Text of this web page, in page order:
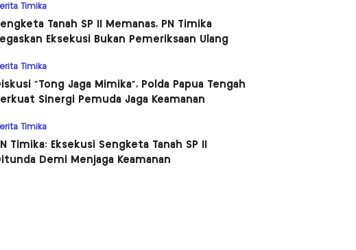
Timika
Tanah SP II Memanas, PN Timika
Eksekusi Bukan Pemeriksaan Ulang
Timika
“Tong Jaga Mimika”, Polda Papua Tengah
Sinergi Pemuda Jaga Keamanan
Timika
Timika: Eksekusi Sengketa Tanah SP II
Demi Menjaga Keamanan